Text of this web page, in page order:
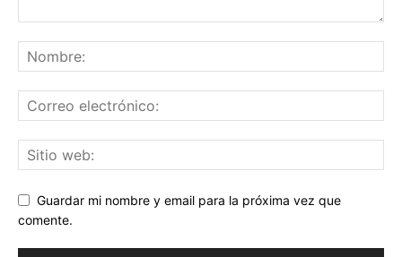
Guardar mi nombre y email para la próxima vez que
comente.